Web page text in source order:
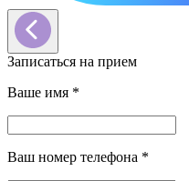
Записаться на прием
Ваше имя *
Ваш номер телефона *